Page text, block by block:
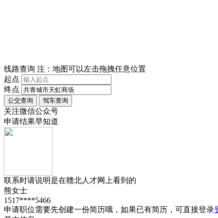
线路查询 注：地图可以左击拖拽任意位置
起点
终点
关注微信公众号
申请结果早知道
联系时请说明是在赣北人才网
上看到的
熊女士
1517****5466
申请职位需要先创建一份简历哦，如果已有简历，可直接登录